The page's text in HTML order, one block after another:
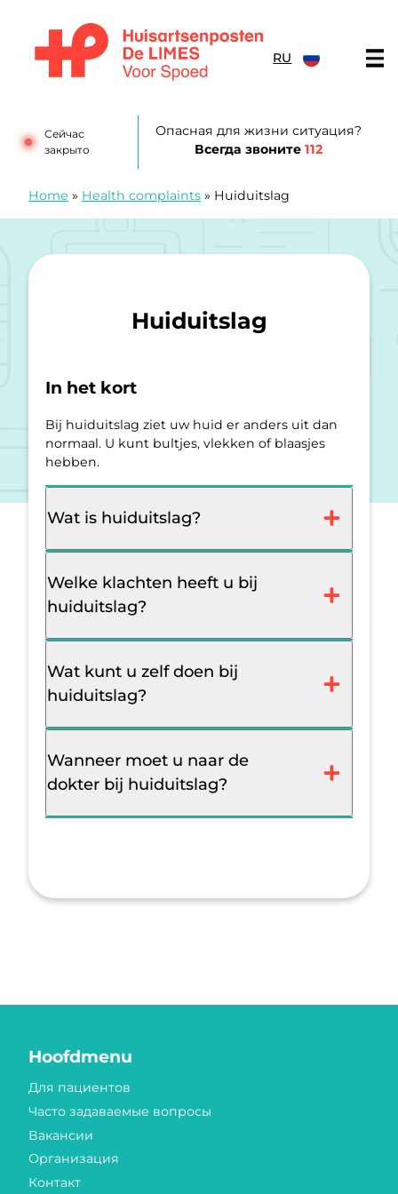
RU
Сейчас
закрыто
Опасная для жизни ситуация?
Всегда звоните112
Home » Health complaints » Huiduitslag
Huiduitslag
In het kort
Bij huiduitslag ziet uw huid er anders uit dan
normaal. U kunt bultjes, vlekken of blaasjes
hebben.
Wat is huiduitslag?
Welke klachten heeft u bij
huiduitslag?
Wat kunt u zelf doen bij
huiduitslag?
Wanneer moet u naar de
dokter bij huiduitslag?
Hoofdmenu
Для пациентов
Часто задаваемые вопросы
Вакансии
Организация
Контакт